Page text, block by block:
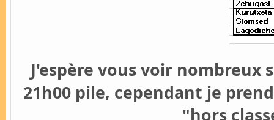
J'espère vous voir nombreux
21h00 pile, cependant je
"hors